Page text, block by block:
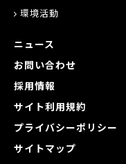
環境活動
ニュース
お問い合わせ
採用情報
サイト利用規約
プライバシーポリシー
サイトマップ